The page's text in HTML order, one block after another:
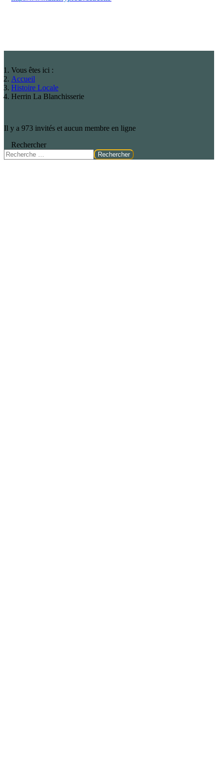
Vous êtes ici :
Accueil
Histoire Locale
Herrin La Blanchisserie
Il y a 973 invités et aucun membre en ligne
Rechercher
Rechercher